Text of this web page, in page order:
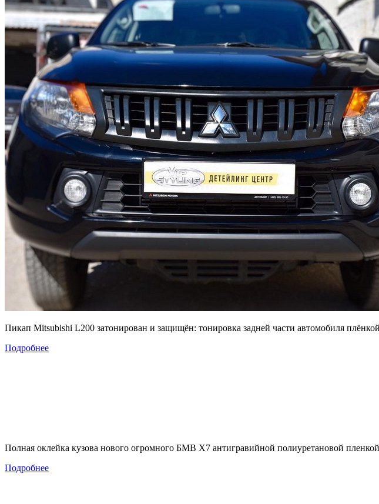
Пикап Mitsubishi L200 затонирован и защищён: тонировка задней части автомобиля
Подробнее
Полная оклейка кузова нового огромного БМВ Х7 антигравийной полиуретановой
Подробнее